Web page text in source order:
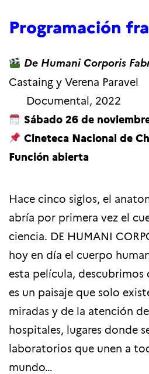
Programación
De Humani Corporis
Castaing y Verena Paravel
Documental, 2022
Sábado 26 de
Cineteca Nacional de
Función abierta
Hace cinco siglos, el
abría por primera vez el
ciencia. DE HUMANI
hoy en día el cuerpo
esta película, descubrimos
es un paisaje que solo
miradas y de la atención
hospitales, lugares donde
laboratorios que unen a
mundo…